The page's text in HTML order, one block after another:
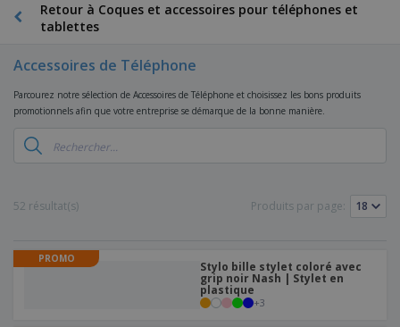
Retour à Coques et accessoires pour téléphones et
tablettes
Accessoires de Téléphone
Parcourez notre sélection de Accessoires de Téléphone et choisissez les bons produits
promotionnels afin que votre entreprise se démarque de la bonne manière.
52 résultat(s) Produits par page:
PROMO
Stylo bille stylet coloré avec
grip noir Nash | Stylet en
plastique
+3